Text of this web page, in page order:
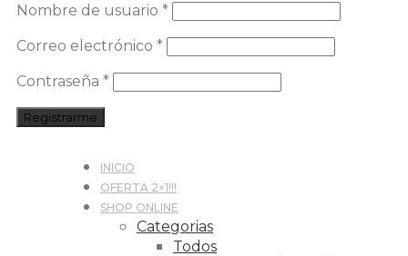
Nombre de usuario *
Correo electrónico *
Contraseña *
Registrarme
INICIO
OFERTA 2×1!!!
SHOP ONLINE
Categorias
Todos